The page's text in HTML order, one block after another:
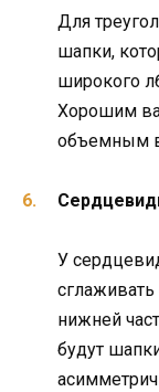
Для
шапки,
широкого
Хорошим
объемным
У
нижней
будут